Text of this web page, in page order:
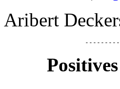
Aribert